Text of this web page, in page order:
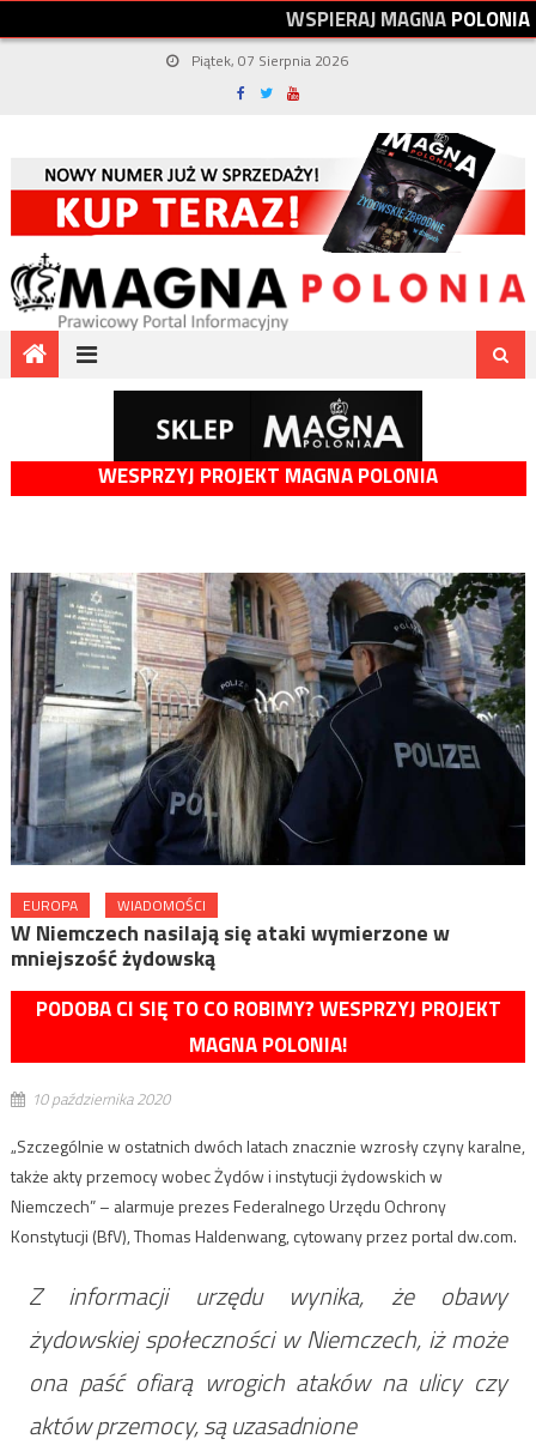
WSPIERAJMAGNAPOLONIA
Piątek, 07 Sierpnia 2026
WESPRZYJ PROJEKT MAGNA POLONIA
EUROPA WIADOMOŚCI
W Niemczech nasilają się ataki wymierzone w
mniejszość żydowską
PODOBA CI SIĘ TO CO ROBIMY? WESPRZYJ PROJEKT
MAGNA POLONIA!
10 października 2020
„Szczególnie w ostatnich dwóch latach znacznie wzrosły czyny karalne,
także akty przemocy wobec Żydów i instytucji żydowskich w
Niemczech” – alarmuje prezes Federalnego Urzędu Ochrony
Konstytucji (BfV), Thomas Haldenwang, cytowany przez portal dw.com.
Z informacji urzędu wynika, że obawy
żydowskiej społeczności w Niemczech, iż może
ona paść ofiarą wrogich ataków na ulicy czy
aktów przemocy, są uzasadnione